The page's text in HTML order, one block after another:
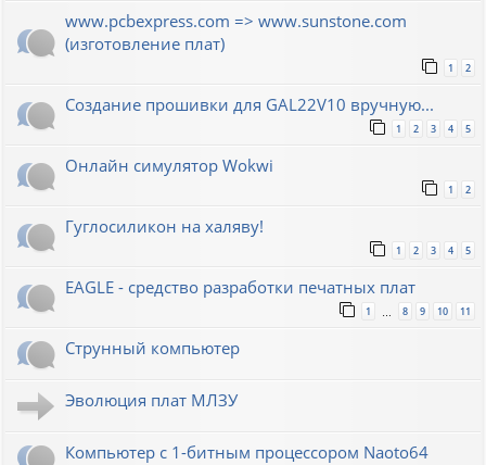
www.pcbexpress.com => www.sunstone.com
(изготовление плат)
1 2
Создание прошивки для GAL22V10 вручную...
1 2 3 4 5
Онлайн симулятор Wokwi
1 2
Гуглосиликон на халяву!
1 2 3 4 5
EAGLE - средство разработки печатных плат
1 … 8 9 10 11
Струнный компьютер
Эволюция плат МЛЗУ
Компьютер с 1-битным процессором Naoto64